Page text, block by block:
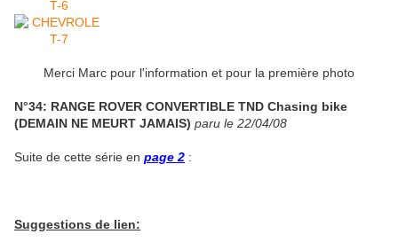
Merci Marc pour l'information et pour la première photo
N°34: RANGE ROVER CONVERTIBLE TND Chasing bike
(DEMAIN NE MEURT JAMAIS) paru le 22/04/08
Suite de cette série en page 2 :
Suggestions de lien: